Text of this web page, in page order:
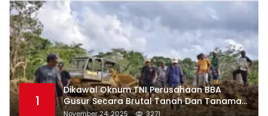
1
Dikawal Oknum TNI Perusahaan BBA
Gusur Secara Brutal Tanah Dan Tanaman
Warga, Akademisi Unpatti Minta Pangdam
November 24, 2025 3271